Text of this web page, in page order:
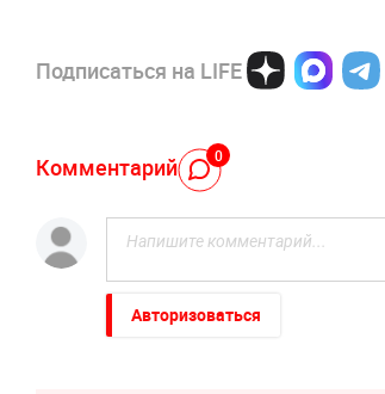
Подписаться на LIFE
Комментарий 0
Авторизоваться